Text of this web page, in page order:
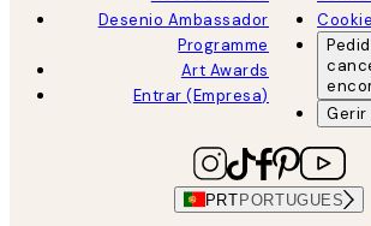
Desenio Ambassador
Programme
Art Awards
Entrar (Empresa)
Gerir
PRTPORTUGUES